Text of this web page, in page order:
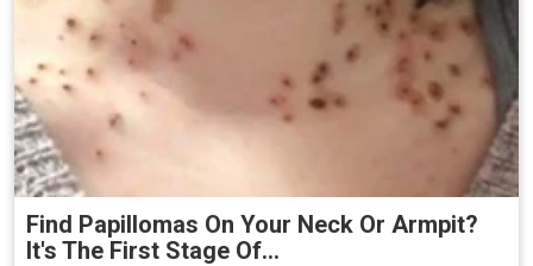
Find Papillomas On Your Neck Or Armpit?
It's The First Stage Of...